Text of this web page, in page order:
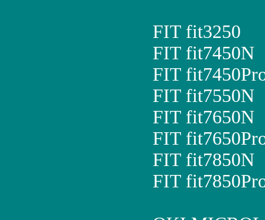
FIT fit3250
FIT fit7450N
FIT
FIT fit7550N
FIT fit7650N
FIT
FIT fit7850N
FIT